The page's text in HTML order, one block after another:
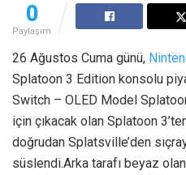
0
Paylaşım
26 Ağustos Cuma günü,
Splatoon 3 Edition konsolu
Switch – OLED Model
için çıkacak olan Splatoon
doğrudan Splatsville’den
süslendi.Arka tarafı beyaz